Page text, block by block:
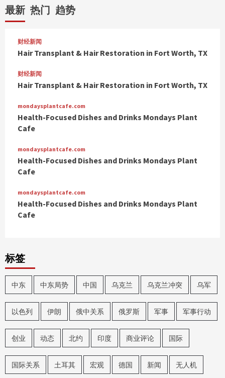
最新 热门 趋势
财经新闻
Hair Transplant & Hair Restoration in Fort Worth, TX
财经新闻
Hair Transplant & Hair Restoration in Fort Worth, TX
mondaysplantcafe.com
Health-Focused Dishes and Drinks Mondays Plant
Cafe
mondaysplantcafe.com
Health-Focused Dishes and Drinks Mondays Plant
Cafe
mondaysplantcafe.com
Health-Focused Dishes and Drinks Mondays Plant
Cafe
标签
中东 中东局势 中国 乌克兰 乌克兰冲突 乌军
以色列 伊朗 俄中关系 俄罗斯 军事 军事行动
创业 动态 北约 印度 商业评论 国际
国际关系 土耳其 宏观 德国 新闻 无人机